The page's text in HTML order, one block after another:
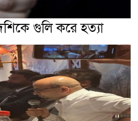
গুলি করে হত্যা